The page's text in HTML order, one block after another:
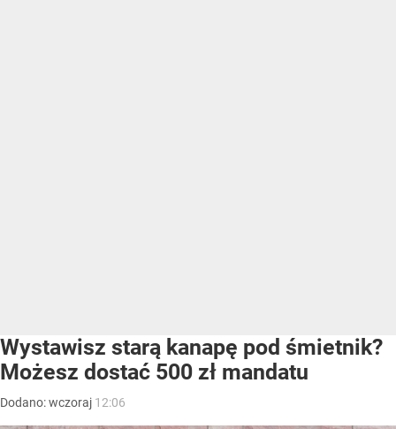
Wystawisz starą kanapę pod śmietnik?
Możesz dostać 500 zł mandatu
Dodano:wczoraj 12:06